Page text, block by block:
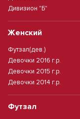
Дивизион "Б"
Женский
Футзал(дев.)
Девочки 2016 г.р.
Девочки 2015 г.р.
Девочки 2014 г.р.
Футзал